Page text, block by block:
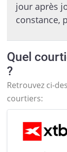
jour après
constance,
Quel
?
Retrouvez ci-
courtiers: